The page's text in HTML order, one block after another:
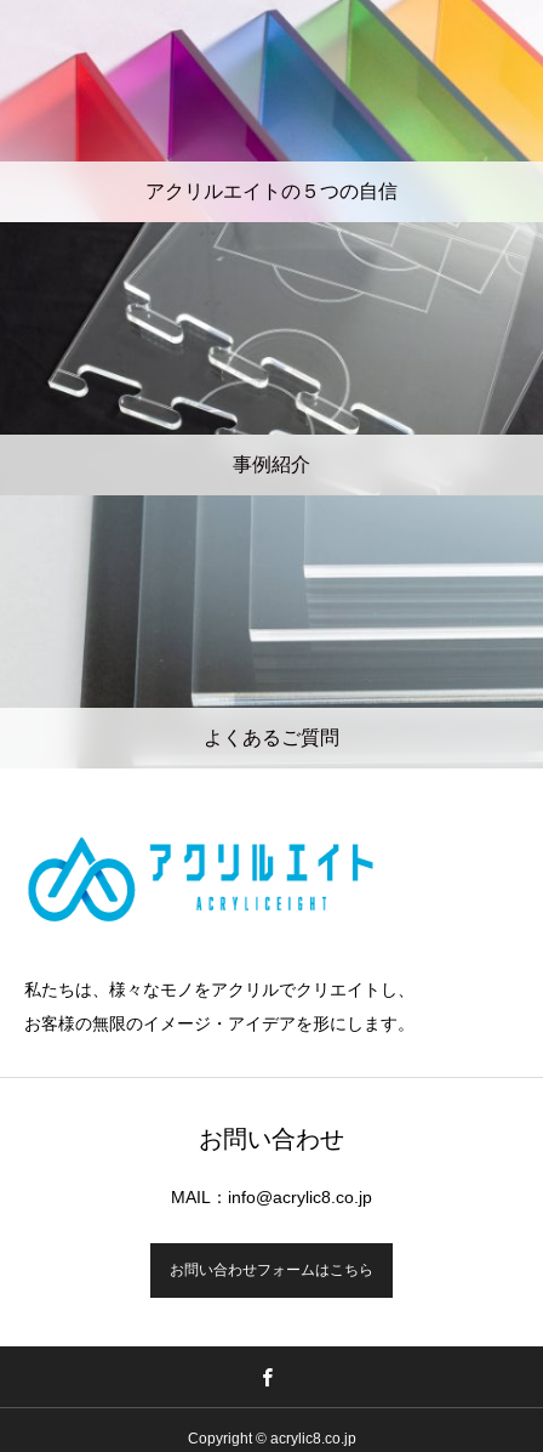
アクリルエイトの５つの自信
事例紹介
よくあるご質問
私たちは、様々なモノをアクリルでクリエイトし、
お客様の無限のイメージ・アイデアを形にします。
お問い合わせ
MAIL：info@acrylic8.co.jp
お問い合わせフォームはこちら
Copyright © acrylic8.co.jp